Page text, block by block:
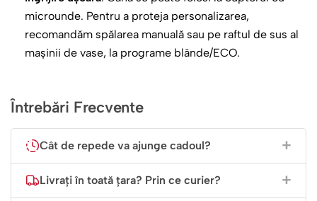
microunde. Pentru a proteja personalizarea,
recomandăm spălarea manuală sau pe raftul de sus al
mașinii de vase, la programe blânde/ECO.
Întrebări Frecvente
Cât de repede va ajunge cadoul?
Livrați în toată țara? Prin ce curier?